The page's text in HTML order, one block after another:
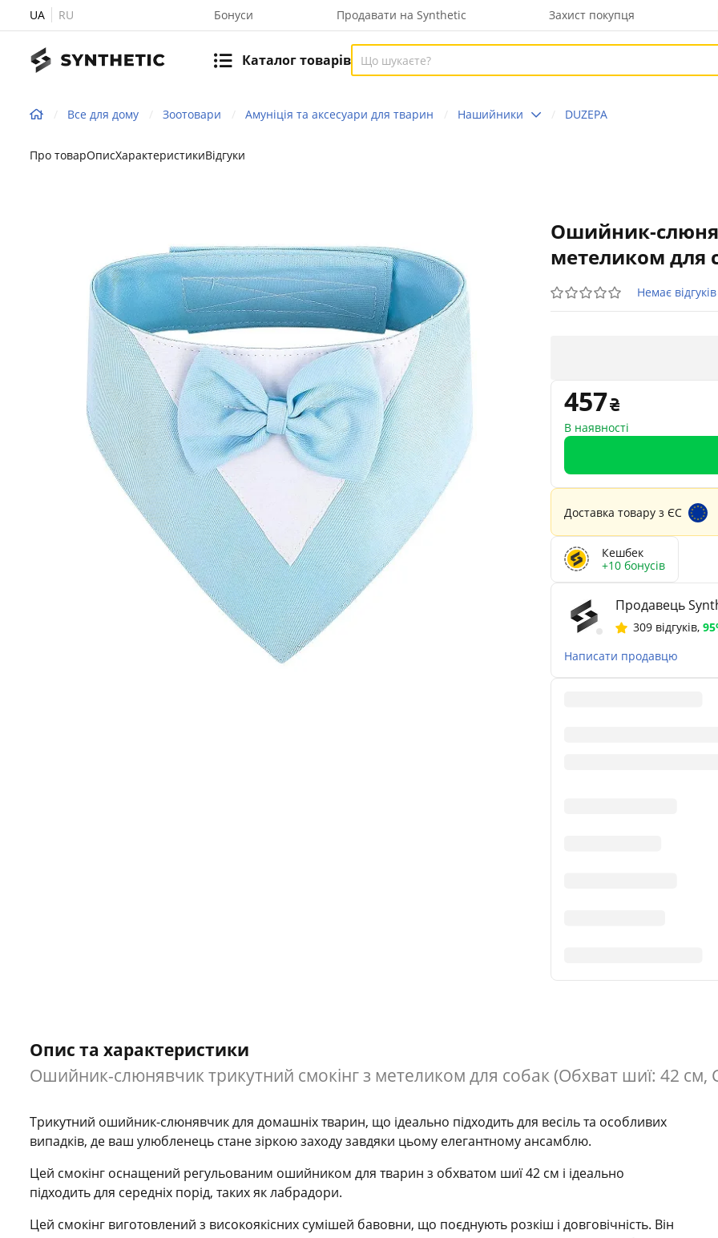
UA RU Бонуси Продавати на Synthetic Захист покупця
Каталог товарів
Все для дому Зоотовари Амуніція та аксесуари для тварин Нашийники DUZEPA
Про товарОписХарактеристикиВідгуки
Ошийник-
метеликом для
Немає відгуків
457
В наявності
Доставка товару з ЄС
Кешбек
+10 бонусів
Продавець
309 відгуків,
Написати продавцю
Опис та характеристики
Ошийник-слюнявчик трикутний смокінг з метеликом для собак (Обхват шиї: 42 см,
Трикутний ошийник-слюнявчик для домашніх тварин, що ідеально підходить для весіль та особливих
випадків, де ваш улюбленець стане зіркою заходу завдяки цьому елегантному ансамблю.
Цей смокінг оснащений регульованим ошийником для тварин з обхватом шиї 42 см і ідеально
підходить для середніх порід, таких як лабрадори.
Цей смокінг виготовлений з високоякісних сумішей бавовни, що поєднують розкіш і довговічність. Він